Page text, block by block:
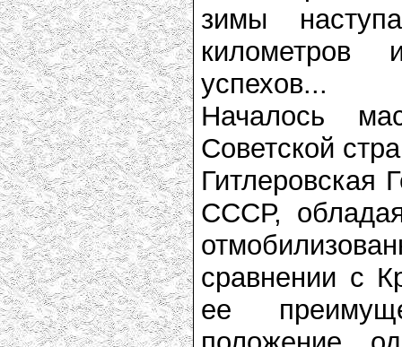
зимы
километров
успехов...
Началось
Советской
Гитлеровская
СССР,
сравнении с
ее